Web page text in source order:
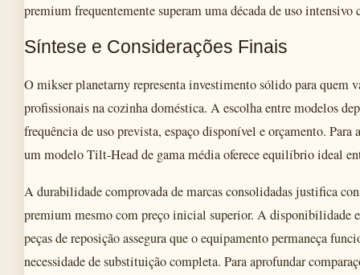
premium frequentemente superam uma década de uso intensivo
Síntese e Considerações Finais
O mikser planetarny representa investimento sólido para quem
profissionais na cozinha doméstica. A escolha entre modelos
frequência de uso prevista, espaço disponível e orçamento. Para
um modelo Tilt-Head de gama média oferece equilíbrio ideal
A durabilidade comprovada de marcas consolidadas justifica
premium mesmo com preço inicial superior. A disponibilidade
peças de reposição assegura que o equipamento permaneça
necessidade de substituição completa. Para aprofundar